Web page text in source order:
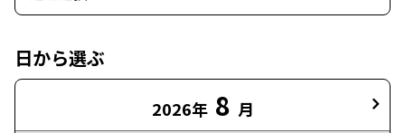
日から選ぶ
2026年 8 月